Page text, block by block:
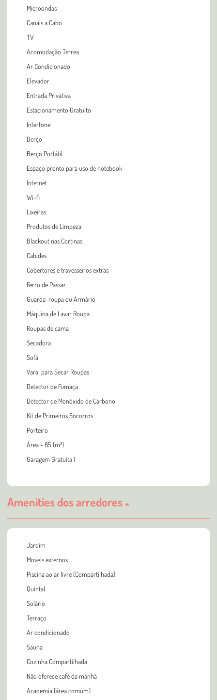
Microondas
Canais a Cabo
TV
Acomodação Térrea
Ar Condicionado
Elevador
Entrada Privativa
Estacionamento Gratuito
Interfone
Berço
Berço Portátil
Espaço pronto para uso de notebook
Internet
Wi-fi
Lixeiras
Produtos de Limpeza
Blackout nas Cortinas
Cabides
Cobertores e travesseiros extras
Ferro de Passar
Guarda-roupa ou Armário
Máquina de Lavar Roupa
Roupas de cama
Secadora
Sofá
Varal para Secar Roupas
Detector de Fumaça
Detector de Monóxido de Carbono
Kit de Primeiros Socorros
Porteiro
Área - 65 (m²)
Garagem Gratuita 1
Amenities dos arredores
Jardim
Moveis externos
Piscina ao ar livre (Compartilhada)
Quintal
Solário
Terraço
Ar condicionado
Sauna
Cozinha Compartilhada
Não oferece café da manhã
Academia (área comum)